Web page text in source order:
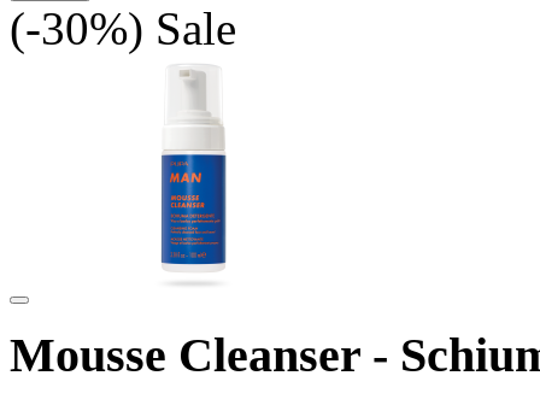
(-30%) Sale
Mousse Cleanser -